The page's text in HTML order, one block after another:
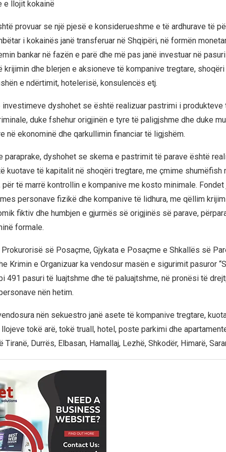
e llojit kokainë
provuar se një pjesë e konsiderueshme e të ardhurave të
i kokainës janë transferuar në Shqipëri, në formën
bankar në fazën e parë dhe më pas janë investuar në
krijimin dhe blerjen e aksioneve të kompanive tregtare,
e ndërtimit, hotelerisë, konsulencës etj.
dyshohet se është realizuar pastrimi i produkteve
duke fshehur origjinën e tyre të paligjshme dhe duke
në ekonominë dhe qarkullimin financiar të ligjshëm.
paraprake, dyshohet se skema e pastrimit të parave është
kuotave të kapitalit në shoqëri tregtare, me çmime shumëfish
për të marrë kontrollin e kompanive me kosto minimale. Fondet
personave fizikë dhe kompanive të lidhura, me qëllim
fiktiv dhe humbjen e gjurmës së origjinës së parave,
formale.
së Posaçme, Gjykata e Posaçme e Shkallës së
Krimin e Organizuar ka vendosur masën e sigurimit pasuror
491 pasuri të luajtshme dhe të paluajtshme, në pronësi të
nën hetim.
nën sekuestro janë asete të kompanive tregtare,
tokë arë, tokë truall, hotel, poste parkimi dhe
Tiranë, Durrës, Elbasan, Hamallaj, Lezhë, Shkodër, Himarë,